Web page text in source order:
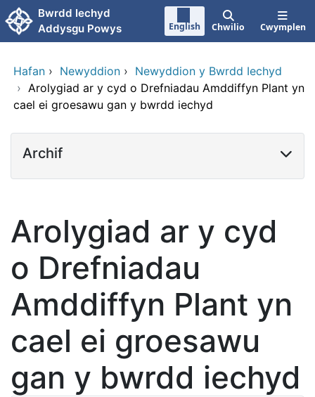
Neidio i'r prif gynnwy
Bwrdd Iechyd
Addysgu Powys
English Chwilio Cwymplen
Hafan › Newyddion › Newyddion y Bwrdd Iechyd
› Arolygiad ar y cyd o Drefniadau Amddiffyn Plant yn
cael ei groesawu gan y bwrdd iechyd
Archif
Arolygiad ar y cyd
o Drefniadau
Amddiffyn Plant yn
cael ei groesawu
gan y bwrdd iechyd